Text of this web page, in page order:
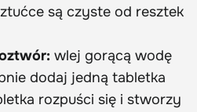
są czyste od resztek
wlej gorącą wodę
dodaj jedną tabletka
rozpuści się i stworzy